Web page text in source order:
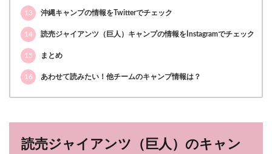
13 沖縄キャンプの情報をTwitterでチェック
14 読売ジャイアンツ（巨人）キャンプの情報をInstagramでチェック
15 まとめ
16 あわせて読みたい！他チームのキャンプ情報は？
読売ジャイアンツ（巨人）のキャン